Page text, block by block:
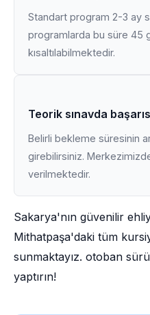
Standart program 2-3 ay
programlarda bu süre 45
kısaltılabilmektedir.
Teorik sınavda
Belirli bekleme süresinin
girebilirsiniz.
verilmektedir.
Sakarya'nın güvenilir
Mithatpaşa'daki tüm
sunmaktayız. otoban
yaptırın!